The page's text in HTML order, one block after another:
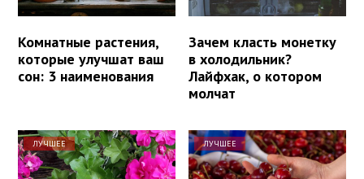
Комнатные растения,
которые улучшат ваш
сон: 3 наименования
Зачем класть монетку
в холодильник?
Лайфхак, о котором
молчат
ЛУЧШЕЕ ЛУЧШЕЕ